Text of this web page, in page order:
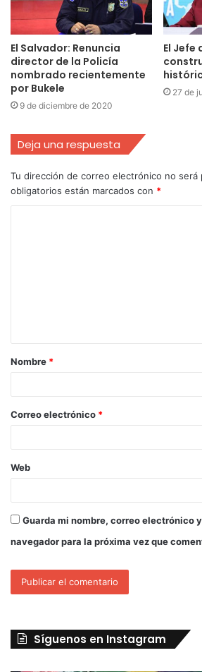
El Salvador: Renuncia
director de la Policía
nombrado recientemente
por Bukele
9 de diciembre de 2020
El Jefe
27 de
Deja una respuesta
Tu dirección de correo electrónico no será
obligatorios están marcados con *
Nombre *
Correo electrónico *
Web
Guarda mi nombre, correo electrónico
navegador para la próxima vez que
Síguenos en Instagram